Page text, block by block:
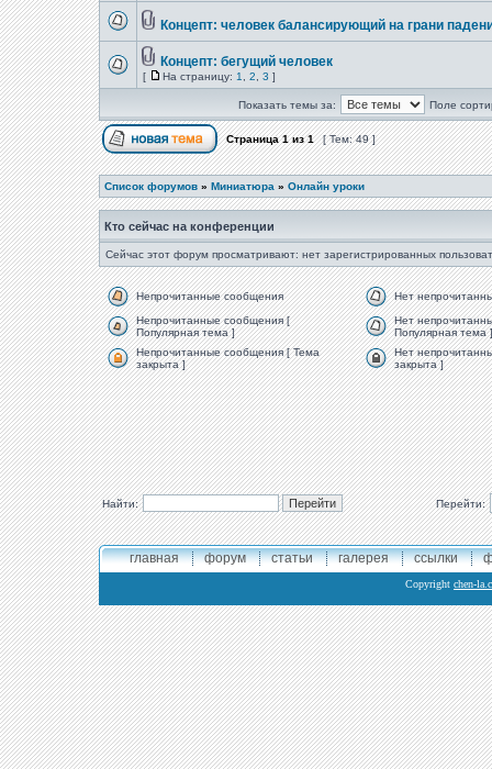
Концепт: человек балансирующий на грани
Концепт: бегущий человек
[ На страницу: 1 2 3 ]
Показать темы за: Поле
Страница1из1 [ Тем: 49 ]
Список форумов » Миниатюра » Онлайн уроки
Кто сейчас на конференции
Сейчас этот форум просматривают: нет зарегистрированных
Непрочитанные сообщения
Нет
Непрочитанные сообщения [
Популярная тема ]
Нет
Популярная тема ]
Непрочитанные сообщения [ Тема
закрыта ]
Нет
закрыта ]
Найти: Перейти:
главная форум статьи галерея ссылки
Copyright chen-